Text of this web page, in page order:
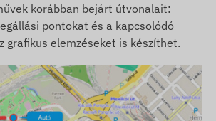
korábban bejárt útvonalait:
pontokat és a kapcsolódó
grafikus elemzéseket is készíthet.